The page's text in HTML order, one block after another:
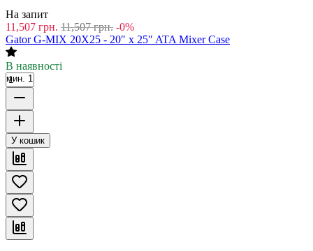
На запит
11,507 грн. 11,507 грн. -0%
Gator G-MIX 20X25 - 20″ x 25″ ATA Mixer Case
В наявності
мин. 1
У кошик